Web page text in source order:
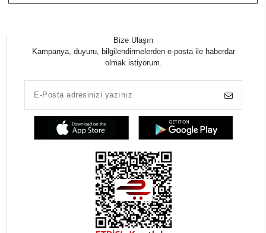
Bize Ulaşın
Kampanya, duyuru, bilgilendirmelerden e-posta ile haberdar
olmak istiyorum.